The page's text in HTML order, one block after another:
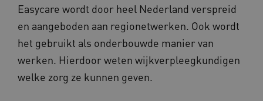
Easycare wordt door heel Nederland verspreid
en aangeboden aan regionetwerken. Ook wordt
het gebruikt als onderbouwde manier van
werken. Hierdoor weten wijkverpleegkundigen
welke zorg ze kunnen geven.